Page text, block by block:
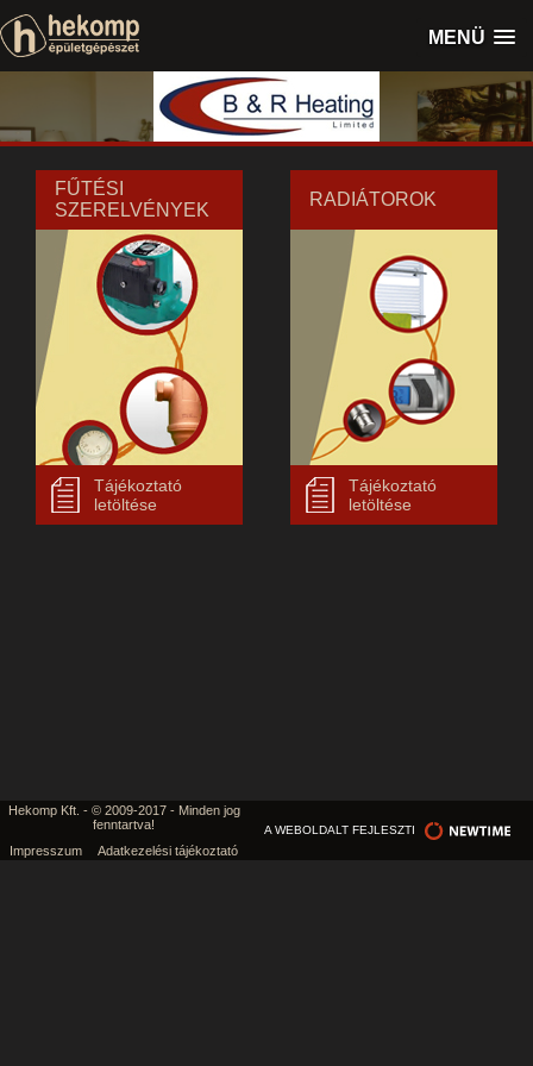
MENÜ
FŰTÉSI
SZERELVÉNYEK
Tájékoztató
letöltése
RADIÁTOROK
Tájékoztató
letöltése
Hekomp Kft. - © 2009-2017 - Minden jog
fenntartva!
Impresszum
Adatkezelési tájékoztató
A WEBOLDALT FEJLESZTI